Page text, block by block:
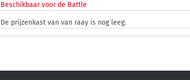
Beschikbaar voor de Battle
De prijzenkast van van raay is nog leeg.